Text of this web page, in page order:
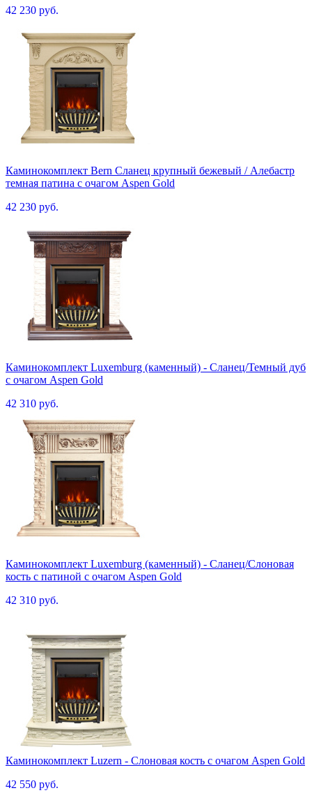
42 230 руб.
Каминокомплект Bern Сланец крупный бежевый / Алебастр
темная патина с очагом Aspen Gold
42 230 руб.
Каминокомплект Luxemburg (каменный) - Сланец/Темный дуб
с очагом Aspen Gold
42 310 руб.
Каминокомплект Luxemburg (каменный) - Сланец/Cлоновая
кость с патиной с очагом Aspen Gold
42 310 руб.
Каминокомплект Luzern - Слоновая кость с очагом Aspen Gold
42 550 руб.